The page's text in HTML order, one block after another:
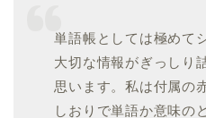
単語帳としては極めて
大切な情報がぎっしり
思います。私は付属の
しおりで単語か意味の